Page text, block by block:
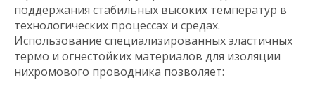
поддержания стабильных высоких температур в
технологических процессах и средах.
Использование специализированных эластичных
термо и огнестойких материалов для изоляции
нихромового проводника позволяет: